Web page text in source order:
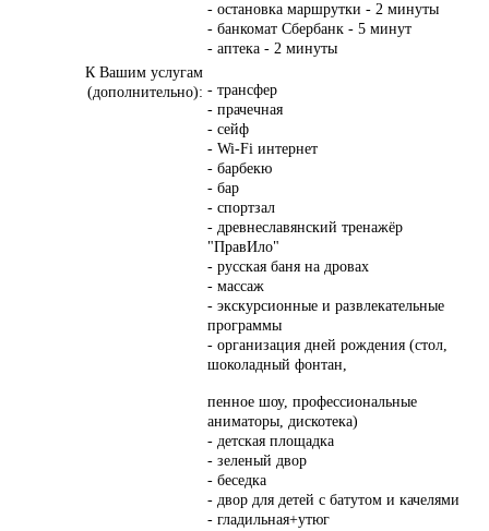
- остановка маршрутки - 2 минуты
- банкомат Сбербанк - 5 минут
- аптека - 2 минуты
К Вашим услугам
(дополнительно): - трансфер
- прачечная
- сейф
- Wi-Fi интернет
- барбекю
- бар
- спортзал
- древнеславянский тренажёр
"ПравИло"
- русская баня на дровах
- массаж
- экскурсионные и развлекательные
программы
- организация дней рождения (стол,
шоколадный фонтан,
пенное шоу, профессиональные
аниматоры, дискотека)
- детская площадка
- зеленый двор
- беседка
- двор для детей с батутом и качелями
- гладильная+утюг